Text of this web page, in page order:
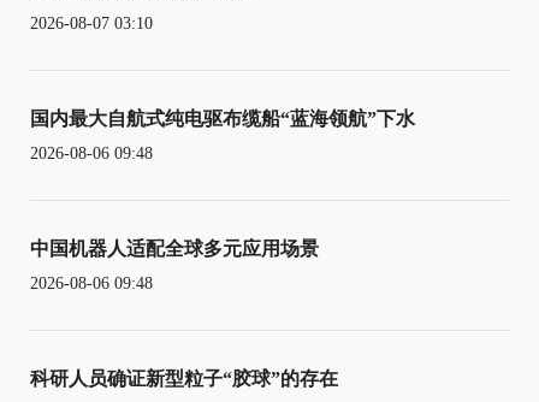
2026-08-07 03:10
国内最大自航式纯电驱布缆船“蓝海领航”下水
2026-08-06 09:48
中国机器人适配全球多元应用场景
2026-08-06 09:48
科研人员确证新型粒子“胶球”的存在